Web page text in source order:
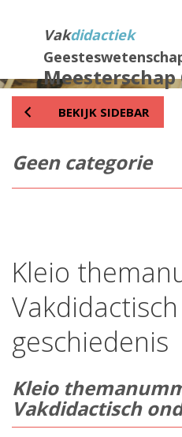
Vakdidactiek
Meesterschap
inhoud
BEKIJK SIDEBAR
Geen categorie
Kleio
geschiedenis
Kleio
Vakdidactisch